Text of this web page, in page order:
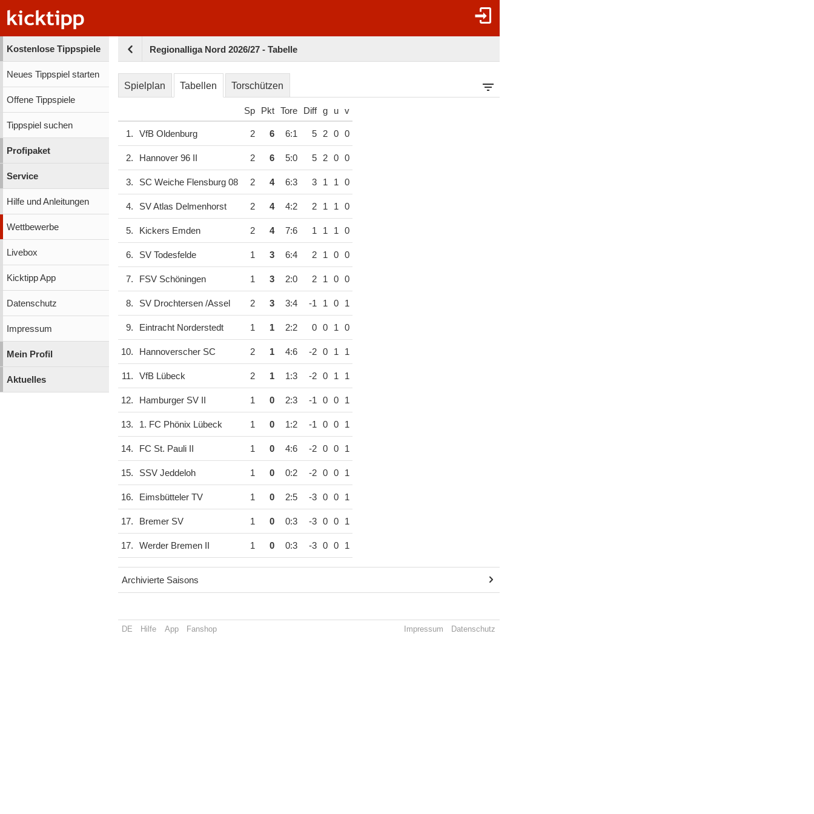
Kostenlose Tippspiele
Neues Tippspiel starten
Offene Tippspiele
Tippspiel suchen
Profipaket
Service
Hilfe und Anleitungen
Wettbewerbe
Livebox
Kicktipp App
Datenschutz
Impressum
Mein Profil
Aktuelles
Regionalliga Nord 2026/27 - Tabelle
Spielplan Tabellen Torschützen
Sp Pkt Tore Diff g u v
1. VfB Oldenburg 2 6 6:1 5 2 0 0
2. Hannover 96 II 2 6 5:0 5 2 0 0
3. SC Weiche Flensburg 08 2 4 6:3 3 1 1 0
4. SV Atlas Delmenhorst 2 4 4:2 2 1 1 0
5. Kickers Emden 2 4 7:6 1 1 1 0
6. SV Todesfelde 1 3 6:4 2 1 0 0
7. FSV Schöningen 1 3 2:0 2 1 0 0
8. SV Drochtersen /Assel 2 3 3:4 -1 1 0 1
9. Eintracht Norderstedt 1 1 2:2 0 0 1 0
10. Hannoverscher SC 2 1 4:6 -2 0 1 1
11. VfB Lübeck 2 1 1:3 -2 0 1 1
12. Hamburger SV II 1 0 2:3 -1 0 0 1
13. 1. FC Phönix Lübeck 1 0 1:2 -1 0 0 1
14. FC St. Pauli II 1 0 4:6 -2 0 0 1
15. SSV Jeddeloh 1 0 0:2 -2 0 0 1
16. Eimsbütteler TV 1 0 2:5 -3 0 0 1
17. Bremer SV 1 0 0:3 -3 0 0 1
17. Werder Bremen II 1 0 0:3 -3 0 0 1
Archivierte Saisons
DE Hilfe App Fanshop Impressum Datenschutz